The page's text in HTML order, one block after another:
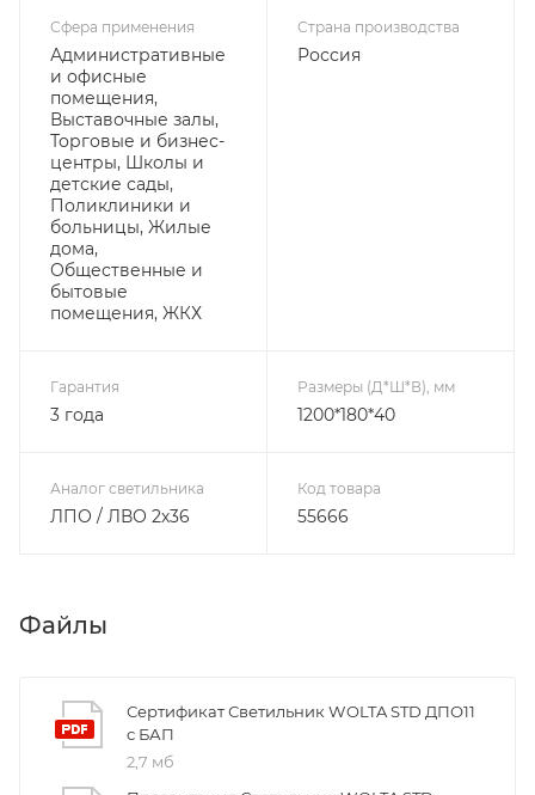
Сфера применения
Административные
и офисные
помещения,
Выставочные залы,
Торговые и бизнес-
центры, Школы и
детские сады,
Поликлиники и
больницы, Жилые
дома,
Общественные и
бытовые
помещения, ЖКХ
Страна производства
Россия
Гарантия
3 года
Размеры (Д*Ш*В), мм
1200*180*40
Аналог светильника
ЛПО / ЛВО 2х36
Код товара
55666
Файлы
Сертификат Светильник WOLTA STD ДПО11
с БАП
2,7 мб